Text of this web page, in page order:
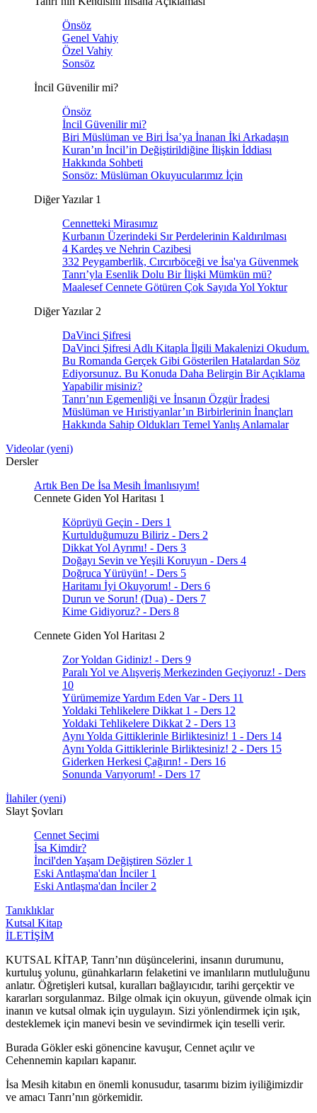
Önsöz
Genel Vahiy
Özel Vahiy
Sonsöz
İncil Güvenilir mi?
Önsöz
İncil Güvenilir mi?
Biri Müslüman ve Biri İsa’ya İnanan İki Arkadaşın
Kuran’ın İncil’in Değiştirildiğine İlişkin İddiası
Hakkında Sohbeti
Sonsöz: Müslüman Okuyucularımız İçin
Diğer Yazılar 1
Cennetteki Mirasımız
Kurbanın Üzerindeki Sır Perdelerinin Kaldırılması
4 Kardeş ve Nehrin Cazibesi
332 Peygamberlik, Cırcırböceği ve İsa'ya Güvenmek
Tanrı’yla Esenlik Dolu Bir İlişki Mümkün mü?
Maalesef Cennete Götüren Çok Sayıda Yol Yoktur
Diğer Yazılar 2
DaVinci Şifresi
DaVinci Şifresi Adlı Kitapla İlgili Makalenizi Okudum.
Bu Romanda Gerçek Gibi Gösterilen Hatalardan Söz
Ediyorsunuz. Bu Konuda Daha Belirgin Bir Açıklama
Yapabilir misiniz?
Tanrı’nın Egemenliği ve İnsanın Özgür İradesi
Müslüman ve Hıristiyanlar’ın Birbirlerinin İnançları
Hakkında Sahip Oldukları Temel Yanlış Anlamalar
Videolar (yeni)
Dersler
Artık Ben De İsa Mesih İmanlısıyım!
Cennete Giden Yol Haritası 1
Köprüyü Geçin - Ders 1
Kurtulduğumuzu Biliriz - Ders 2
Dikkat Yol Ayrımı! - Ders 3
Doğayı Sevin ve Yeşili Koruyun - Ders 4
Doğruca Yürüyün! - Ders 5
Haritamı İyi Okuyorum! - Ders 6
Durun ve Sorun! (Dua) - Ders 7
Kime Gidiyoruz? - Ders 8
Cennete Giden Yol Haritası 2
Zor Yoldan Gidiniz! - Ders 9
Paralı Yol ve Alışveriş Merkezinden Geçiyoruz! - Ders
10
Yürümemize Yardım Eden Var - Ders 11
Yoldaki Tehlikelere Dikkat 1 - Ders 12
Yoldaki Tehlikelere Dikkat 2 - Ders 13
Aynı Yolda Gittiklerinle Birliktesiniz! 1 - Ders 14
Aynı Yolda Gittiklerinle Birliktesiniz! 2 - Ders 15
Giderken Herkesi Çağırın! - Ders 16
Sonunda Varıyorum! - Ders 17
İlahiler (yeni)
Slayt Şovları
Cennet Seçimi
İsa Kimdir?
İncil'den Yaşam Değiştiren Sözler 1
Eski Antlaşma'dan İnciler 1
Eski Antlaşma'dan İnciler 2
Tanıklıklar
Kutsal Kitap
İLETİŞİM
KUTSAL KİTAP, Tanrı’nın düşüncelerini, insanın durumunu,
kurtuluş yolunu, günahkarların felaketini ve imanlıların mutluluğunu
anlatır. Öğretişleri kutsal, kuralları bağlayıcıdır, tarihi gerçektir ve
kararları sorgulanmaz. Bilge olmak için okuyun, güvende olmak için
inanın ve kutsal olmak için uygulayın. Sizi yönlendirmek için ışık,
desteklemek için manevi besin ve sevindirmek için teselli verir.
Burada Gökler eski gönencine kavuşur, Cennet açılır ve
Cehennemin kapıları kapanır.
İsa Mesih kitabın en önemli konusudur, tasarımı bizim iyiliğimizdir
ve amacı Tanrı’nın görkemidir.